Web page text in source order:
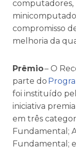
computadores,
compromisso
melhoria da
Prêmio– O
parte do
foi instituído
iniciativa
em três
Fundamental;
Fundamental;